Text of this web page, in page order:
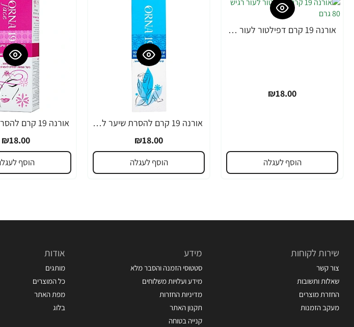
אורנה 19 קרם דפילטור לעור רגיש 80 גרם
₪18.00
הוסף לעגלה
אורנה 19 קרם להסרת שיער לקו הביקיני 90 מ"ל
₪18.00
הוסף לעגלה
₪18.00
הוסף
שירות לקוחות
צור קשר
שאלות ותשובות
החזרת מוצרים
מעקב הזמנות
מידע
סטטוסי הזמנה והסבר מלא
מידע ועלויות משלוחים
מדיניות החזרות
תקנון האתר
קנייה בטוחה
אודות
מותגים
כל המוצרים
מפת האתר
בלוג